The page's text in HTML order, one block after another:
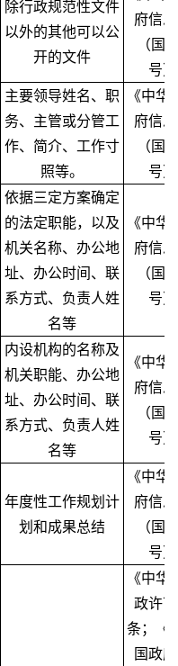
除行政规范性文件
以外的其他可以公
开的文件
府信
（国
号
主要领导姓名、职
务、主管或分管工
作、简介、工作寸
照等。
《中
府信
（国
号
依据三定方案确定
的法定职能，以及
机关名称、办公地
址、办公时间、联
系方式、负责人姓
名等
《中
府信
（国
号
内设机构的名称及
机关职能、办公地
址、办公时间、联
系方式、负责人姓
名等
《中
府信
（国
号
年度性工作规划计
划和成果总结
《中
府信
（国
号
《中
政许
条；《
国政